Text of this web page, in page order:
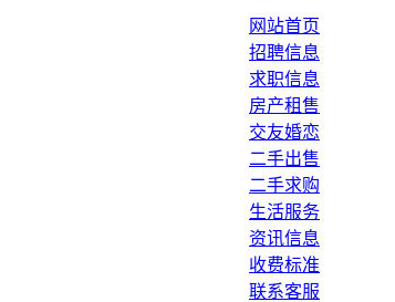
网站首页
招聘信息
求职信息
房产租售
交友婚恋
二手出售
二手求购
生活服务
资讯信息
收费标准
联系客服